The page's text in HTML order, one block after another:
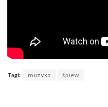
Tagi: muzyka śpiew